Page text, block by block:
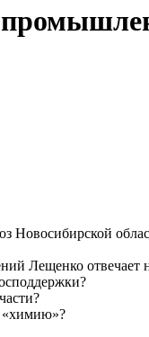
Новосибирской
Лещенко отвечает
«химию»?